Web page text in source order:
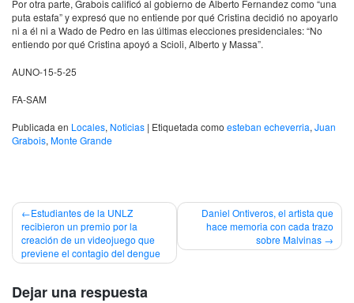
Por otra parte, Grabois calificó al gobierno de Alberto Fernandez como “una
puta estafa” y expresó que no entiende por qué Cristina decidió no apoyarlo
ni a él ni a Wado de Pedro en las últimas elecciones presidenciales: “No
entiendo por qué Cristina apoyó a Scioli, Alberto y Massa”.
AUNO-15-5-25
FA-SAM
Publicada en Locales, Noticias | Etiquetada como esteban echeverria, Juan
Grabois, Monte Grande
Navegación
de
entradas
Estudiantes de la UNLZ
recibieron un premio por la
creación de un videojuego que
previene el contagio del dengue
Daniel Ontiveros, el artista que
hace memoria con cada trazo
sobre Malvinas
Dejar una respuesta